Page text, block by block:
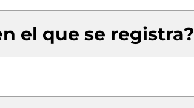
el que se registra?